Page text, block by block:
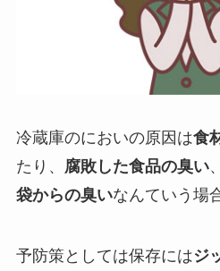
冷蔵庫のにおいの原因は食
たり、
腐敗した食品の臭い、
袋からの臭いなんていう場
予防策としては保存にはジ